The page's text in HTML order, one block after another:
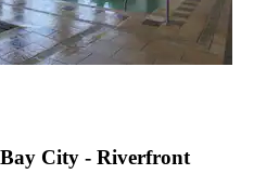
City - Riverfront